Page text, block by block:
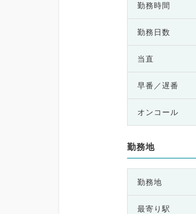
勤務時間
勤務日数
当直
早番／遅番
オンコール
勤務地
勤務地
最寄り駅